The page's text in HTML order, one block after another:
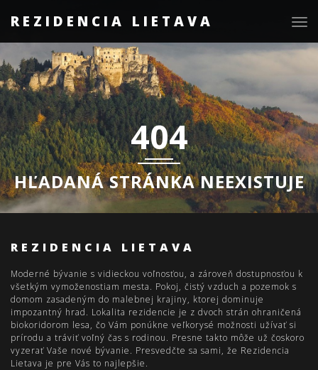
REZIDENCIA LIETAVA
404
HĽADANÁ STRÁNKA NEEXISTUJE
REZIDENCIA LIETAVA
Moderné bývanie s vidieckou voľnosťou, a zároveň dostupnosťou k
všetkým vymoženostiam mesta. Pokoj, čistý vzduch a pozemok s
domom zasadeným do malebnej krajiny, ktorej dominuje
impozantný hrad. Lokalita rezidencie je z dvoch strán ohraničená
biokoridorom lesa, čo Vám ponúkne veľkorysé možnosti užívať si
prírodu a tráviť voľný čas s rodinou. Presne takto môže už čoskoro
vyzerať Vaše nové bývanie. Presvedčte sa sami, že Rezidencia
Lietava je pre Vás to najlepšie.